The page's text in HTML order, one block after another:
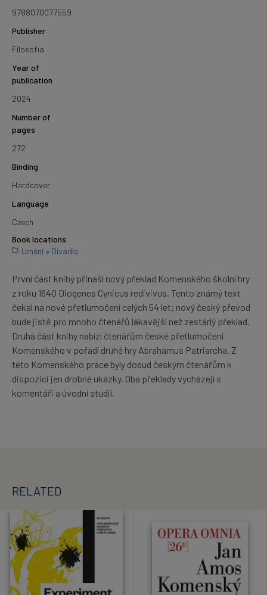
9788070077559
Publisher
Filosofia
Year of
publication
2024
Number of
pages
272
Binding
Hardcover
Language
Czech
Book locations
Umění » Divadlo
První část knihy přináší nový překlad Komenského školní hry
z roku 1640 Diogenes Cynicus redivivus. Tento známý text
čekal na nové přetlumočení celých 54 let; nový český převod
bude jistě pro mnoho čtenářů lákavější než zestárlý překlad.
Druhá část knihy nabízí čtenářům české přetlumočení
Komenského v pořadí druhé hry Abrahamus Patriarcha. Z
této Komenského práce byly dosud českým čtenářům k
dispozici jen drobné ukázky. Oba překlady vycházejí s
komentáři a úvodní studií.
RELATED